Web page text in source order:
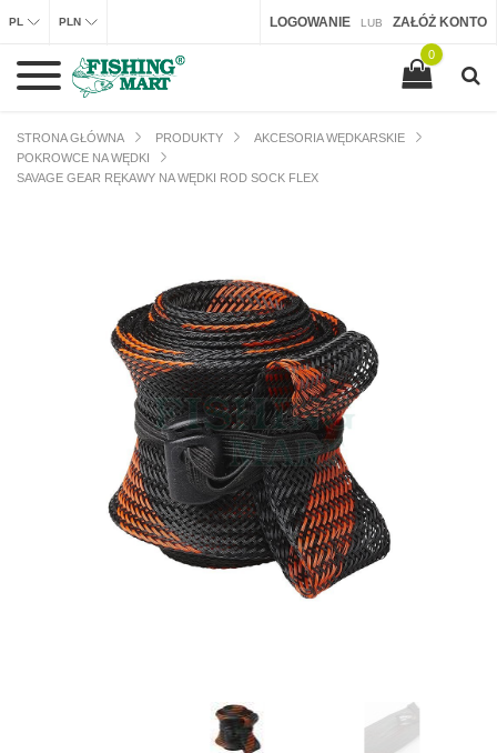
LOGOWANIE LUB ZAŁÓŻ KONTO
PL PLN
0
STRONA GŁÓWNA PRODUKTY
AKCESORIA WĘDKARSKIE
POKROWCE NA WĘDKI
SAVAGE GEAR RĘKAWY NA WĘDKI ROD SOCK FLEX